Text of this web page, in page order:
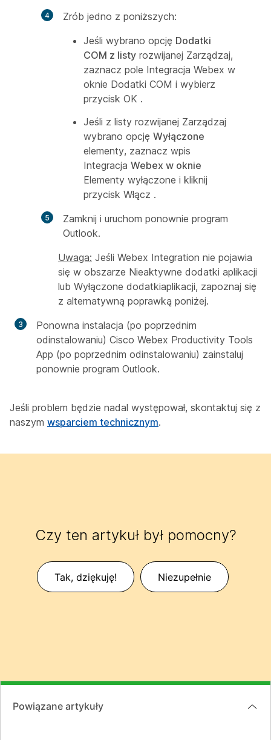
Zrób jedno z poniższych:
Jeśli wybrano opcję Dodatki
COM z listy rozwijanej Zarządzaj,
zaznacz pole Integracja Webex w
oknie Dodatki COM i wybierz
przycisk OK .
Jeśli z listy rozwijanej Zarządzaj
wybrano opcję Wyłączone
elementy, zaznacz wpis
Integracja Webex w oknie
Elementy wyłączone i kliknij
przycisk Włącz .
Zamknij i uruchom ponownie program
Outlook.
Uwaga: Jeśli Webex Integration nie pojawia
się w obszarze Nieaktywne dodatki aplikacji
lub Wyłączone dodatkiaplikacji, zapoznaj się
z alternatywną poprawką poniżej.
Ponowna instalacja (po poprzednim
odinstalowaniu) Cisco Webex Productivity Tools
App (po poprzednim odinstalowaniu) zainstaluj
ponownie program Outlook.
Jeśli problem będzie nadal występował, skontaktuj się z
naszym wsparciem technicznym.
Czy ten artykuł był pomocny?
Tak, dziękuję! Niezupełnie
Powiązane artykuły